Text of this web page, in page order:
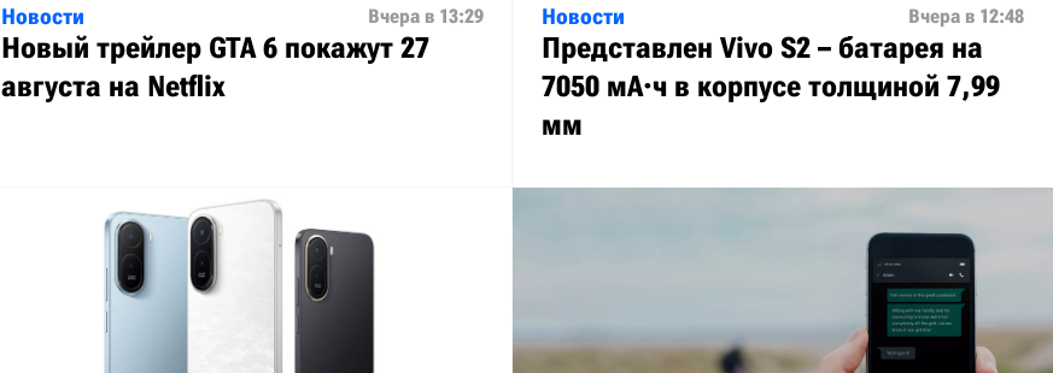
Новости Вчера в 13:29
Новый трейлер GTA 6 покажут 27
августа на Netflix
Новости Вчера в 12:48
Представлен Vivo S2 – батарея на
7050 мА·ч в корпусе толщиной 7,99
мм